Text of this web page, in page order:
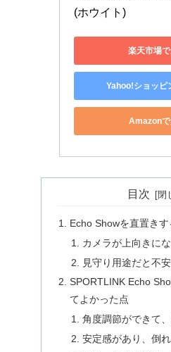
(ホウイト)
楽天市場
Yahoo!ショッピ
Amazonで
目次
Echo Showを直置き
カメラが上向きに
見守り用途だと不
SPORTLINK Echo
てよかった点
角度調節ができて
安定感があり、倒